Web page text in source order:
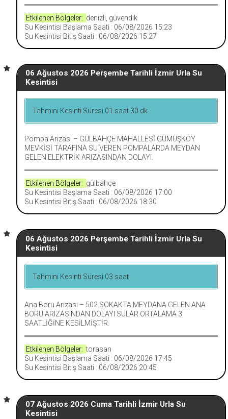
Etkilenen Bölgeler: denizli, güvendik
Su Kesintisi Başlama Saati : 06/08/2026 15:23
Su Kesintisi Bitiş Saati : 06/08/2026 15:27
06 Ağustos 2026 Perşembe Tarihli İzmir Urla Su
Kesintisi
Tahmini Kesinti Süresi 01 saat 30 dk
Pompa Arızası – GÜLBAHÇE MAHALLESİ GÜMÜŞKOY
MEVKİSİ TARAFINA SU VEREN POMPALARDA MEYDAN
GELEN ELEKTRİK ARIZASINDAN DOLAYI.
Etkilenen Bölgeler: gülbahçe
Su Kesintisi Başlama Saati : 06/08/2026 17:00
Su Kesintisi Bitiş Saati : 06/08/2026 18:30
06 Ağustos 2026 Perşembe Tarihli İzmir Urla Su
Kesintisi
Tahmini Kesinti Süresi 03 saat
Ana Boru Arızası – 502 SOKAKTA MEYDANA GELEN ANA
BORU ARIZASINDAN DOLAYI SULAR ORTALAMA 3
SAATLİĞİNE KESİLMİŞTİR.
Etkilenen Bölgeler:torasan
Su Kesintisi Başlama Saati : 06/08/2026 17:45
Su Kesintisi Bitiş Saati : 06/08/2026 20:45
07 Ağustos 2026 Cuma Tarihli İzmir Urla Su
Kesintisi